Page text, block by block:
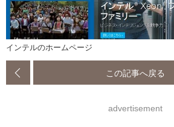
インテルのホームページ
この記事へ戻る
advertisement